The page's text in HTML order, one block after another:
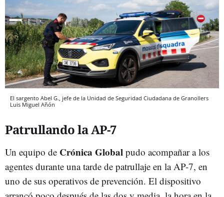
El sargento Abel G., jefe de la Unidad de Seguridad Ciudadana de Granollers
Luis Miguel Añón
Patrullando la AP-7
Un equipo de Crónica Global pudo acompañar a los
agentes durante una tarde de patrullaje en la AP-7, en
uno de sus operativos de prevención. El dispositivo